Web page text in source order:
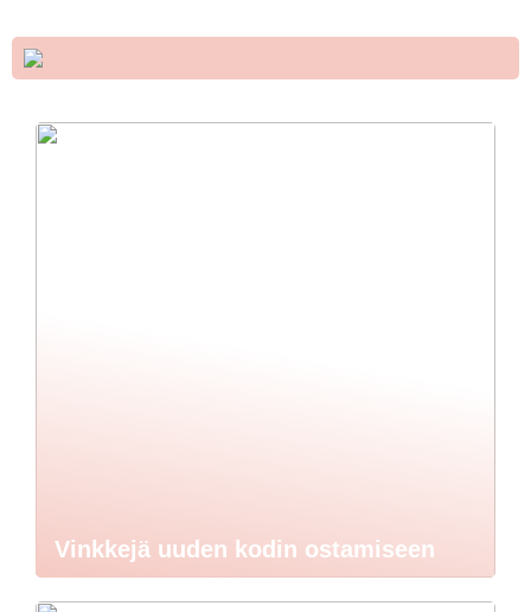
Vinkkejä uuden kodin ostamiseen